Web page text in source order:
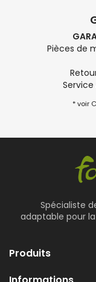
Pièces de
* voir
Spécialiste
adaptable pour
Produits